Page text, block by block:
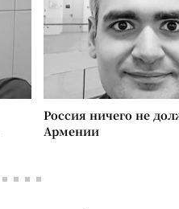
Россия ничего не
Армении